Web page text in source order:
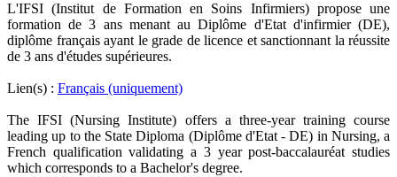
L'IFSI (Institut de Formation en Soins Infirmiers) propose une
formation de 3 ans menant au Diplôme d'Etat d'infirmier (DE),
diplôme français ayant le grade de licence et sanctionnant la réussite
de 3 ans d'études supérieures.
Lien(s) : Français (uniquement)
The IFSI (Nursing Institute) offers a three-year training course
leading up to the State Diploma (Diplôme d'Etat - DE) in Nursing, a
French qualification validating a 3 year post-baccalauréat studies
which corresponds to a Bachelor's degree.